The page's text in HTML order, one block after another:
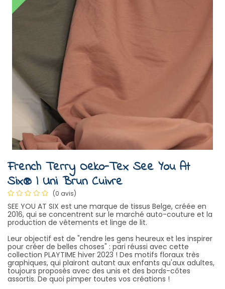
French Terry Oeko-Tex See You At
Six® | Uni Brun Cuivre
(0 avis)
SEE YOU AT SIX est une marque de tissus Belge, créée en
2016, qui se concentrent sur le marché auto-couture et la
production de vêtements et linge de lit.
Leur objectif est de "rendre les gens heureux et les inspirer
pour créer de belles choses" : pari réussi avec cette
collection PLAYTIME hiver 2023 ! Des motifs floraux très
graphiques, qui plairont autant aux enfants qu'aux adultes,
toujours proposés avec des unis et des bords-côtes
assortis. De quoi pimper toutes vos créations !